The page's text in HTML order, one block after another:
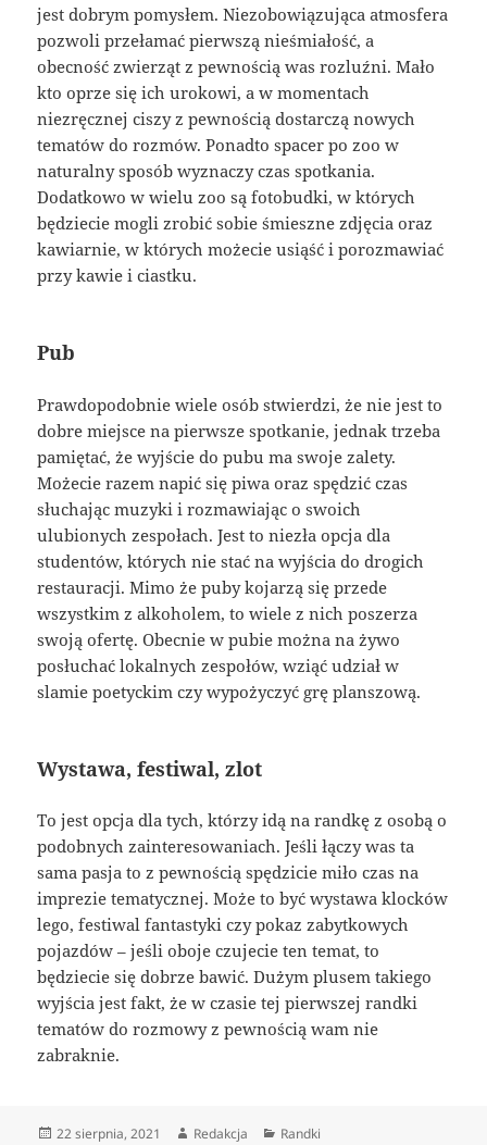
jest dobrym pomysłem. Niezobowiązująca atmosfera
pozwoli przełamać pierwszą nieśmiałość, a
obecność zwierząt z pewnością was rozluźni. Mało
kto oprze się ich urokowi, a w momentach
niezręcznej ciszy z pewnością dostarczą nowych
tematów do rozmów. Ponadto spacer po zoo w
naturalny sposób wyznaczy czas spotkania.
Dodatkowo w wielu zoo są fotobudki, w których
będziecie mogli zrobić sobie śmieszne zdjęcia oraz
kawiarnie, w których możecie usiąść i porozmawiać
przy kawie i ciastku.
Pub
Prawdopodobnie wiele osób stwierdzi, że nie jest to
dobre miejsce na pierwsze spotkanie, jednak trzeba
pamiętać, że wyjście do pubu ma swoje zalety.
Możecie razem napić się piwa oraz spędzić czas
słuchając muzyki i rozmawiając o swoich
ulubionych zespołach. Jest to niezła opcja dla
studentów, których nie stać na wyjścia do drogich
restauracji. Mimo że puby kojarzą się przede
wszystkim z alkoholem, to wiele z nich poszerza
swoją ofertę. Obecnie w pubie można na żywo
posłuchać lokalnych zespołów, wziąć udział w
slamie poetyckim czy wypożyczyć grę planszową.
Wystawa, festiwal, zlot
To jest opcja dla tych, którzy idą na randkę z osobą o
podobnych zainteresowaniach. Jeśli łączy was ta
sama pasja to z pewnością spędzicie miło czas na
imprezie tematycznej. Może to być wystawa klocków
lego, festiwal fantastyki czy pokaz zabytkowych
pojazdów – jeśli oboje czujecie ten temat, to
będziecie się dobrze bawić. Dużym plusem takiego
wyjścia jest fakt, że w czasie tej pierwszej randki
tematów do rozmowy z pewnością wam nie
zabraknie.
Data
22 sierpnia, 2021 Autor
Redakcja Kategorie
Randki